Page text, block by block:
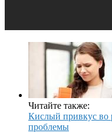
Читайте также:
Кислый привкус во
проблемы